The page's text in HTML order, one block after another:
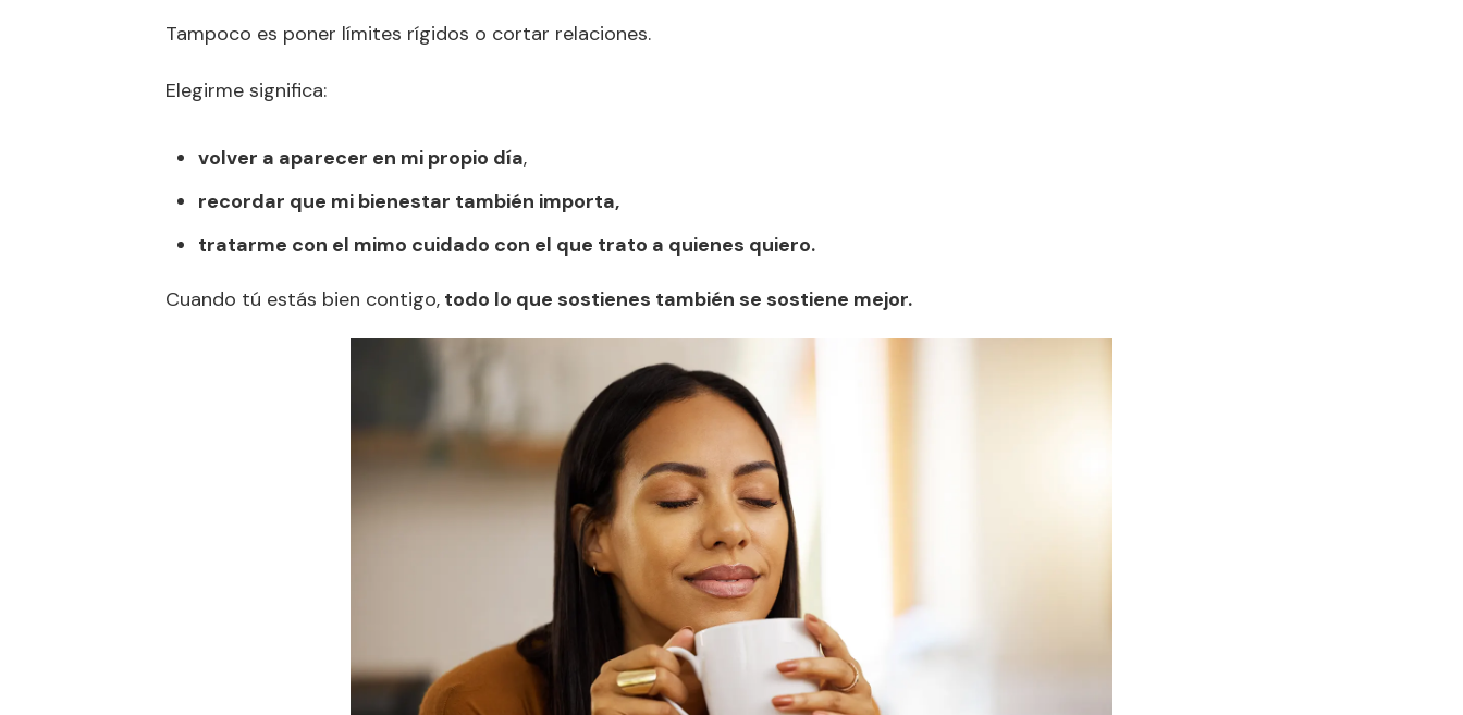
Tampoco es poner límites rígidos o cortar relaciones.
Elegirme significa:
volver a aparecer en mi propio día,
recordar que mi bienestar también importa,
tratarme con el mimo cuidado con el que trato a quienes quiero.
Cuando tú estás bien contigo, todo lo que sostienes también se sostiene mejor.